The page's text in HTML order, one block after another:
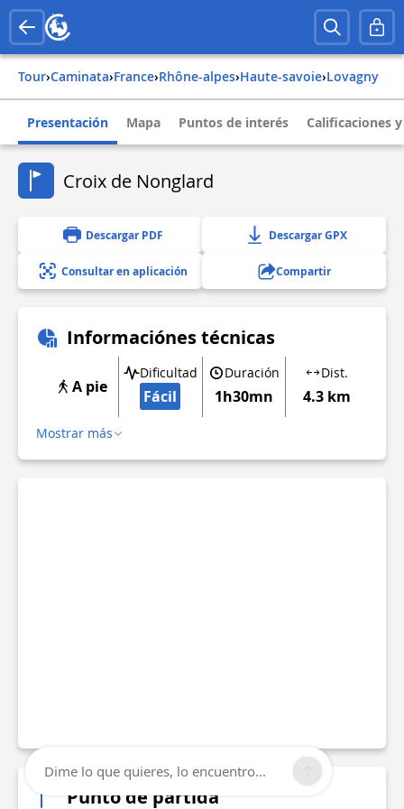
Tour› Caminata› france› rhône-alpes› haute-savoie› lovagny
Presentación Mapa Puntos de interés Calificaciones
Croix de Nonglard
Descargar PDF Descargar GPX
Consultar en aplicación Compartir
Informaciónes técnicas
A pie
Dificultad
Fácil
Duración
1h30mn
Dist.
4.3 km
Mostrar más
Punto de partida
Dime lo que quieres, lo encuentro...